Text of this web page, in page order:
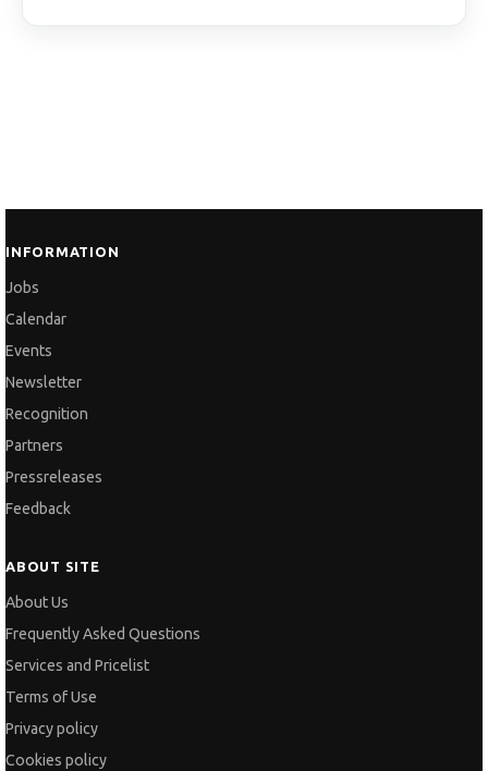
INFORMATION
Jobs
Calendar
Events
Newsletter
Recognition
Partners
Pressreleases
Feedback
ABOUT SITE
About Us
Frequently Asked Questions
Services and Pricelist
Terms of Use
Privacy policy
Cookies policy